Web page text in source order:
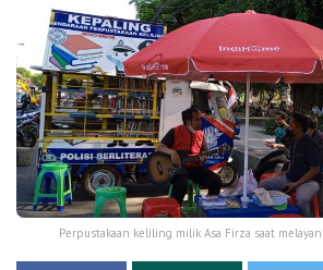
Perpustakaan keliling milik Asa Firza saat